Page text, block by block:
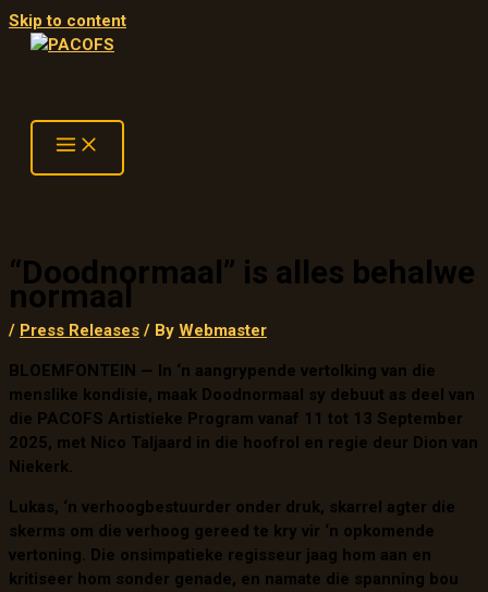
Skip to content
“Doodnormaal” is alles behalwe
normaal
/ Press Releases / By Webmaster
BLOEMFONTEIN — In ‘n aangrypende vertolking van die
menslike kondisie, maak Doodnormaal sy debuut as deel van
die PACOFS Artistieke Program vanaf 11 tot 13 September
2025, met Nico Taljaard in die hoofrol en regie deur Dion van
Niekerk.
Lukas, ‘n verhoogbestuurder onder druk, skarrel agter die
skerms om die verhoog gereed te kry vir ‘n opkomende
vertoning. Die onsimpatieke regisseur jaag hom aan en
kritiseer hom sonder genade, en namate die spanning bou